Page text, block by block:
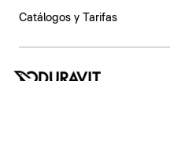
Catálogos y Tarifas